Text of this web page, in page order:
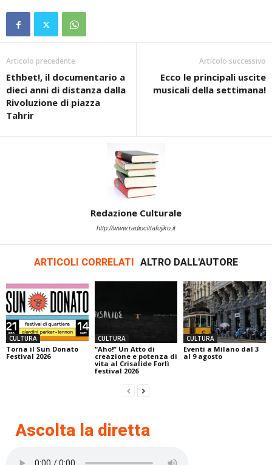
Articolo precedente
Ethbet!, il documentario a
dieci anni di distanza dalla
Rivoluzione di piazza
Tahrir
Articolo successivo
Ecco le principali uscite
musicali della settimana!
Redazione Culturale
http://www.radiocittafujiko.it
ARTICOLI CORRELATI ALTRO DALL'AUTORE
CULTURA
Torna il Sun Donato
Festival 2026
CULTURA
“Aho!” Un Atto di
creazione e potenza di
vita al Crisalide Forlì
festival 2026
CULTURA
Eventi a Milano dal 3
al 9 agosto
Ascolta la diretta